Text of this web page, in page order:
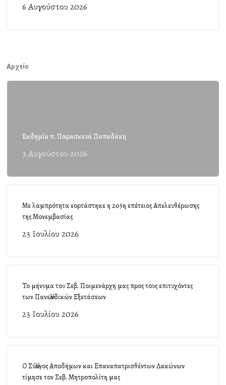
6 Αυγούστου 2026
Αρχείο
Εκδημία π. Παρασκευά Παπαδάκη
3 Αυγούστου 2026
Με λαμπρότητα εορτάστηκε η 205η επέτειος Απελευθέρωσης
της Μονεμβασίας
23 Ιουλίου 2026
Το μήνυμα του Σεβ. Ποιμενάρχη μας προς τους επιτυχόντες
των Πανελλαδικών Εξετάσεων
23 Ιουλίου 2026
Ο Σύλλογος Αποδήμων και Επαναπατρισθέντων Λακώνων
τίμησε τον Σεβ. Μητροπολίτη μας